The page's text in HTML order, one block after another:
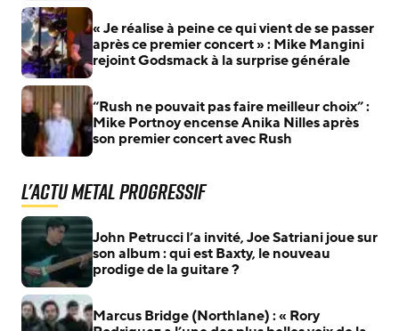
« Je réalise à peine ce qui vient de se passer
après ce premier concert » : Mike Mangini
rejoint Godsmack à la surprise générale
“Rush ne pouvait pas faire meilleur choix” :
Mike Portnoy encense Anika Nilles après
son premier concert avec Rush
L'actu Metal Progressif
John Petrucci l’a invité, Joe Satriani joue sur
son album : qui est Baxty, le nouveau
prodige de la guitare ?
Marcus Bridge (Northlane) : « Rory